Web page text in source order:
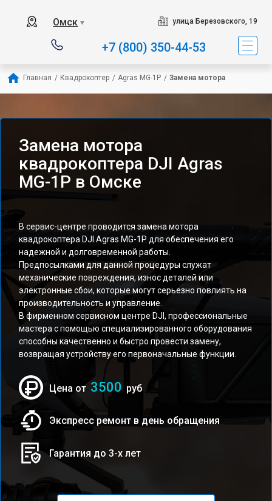
Омск ▼ улица Березовского, 19
+7 (800) 350-44-53
Главная / Квадрокоптер / Agras MG-1P / Замена мотора
Замена мотора
квадрокоптера DJI Agras
MG-1P в Омске
В сервис-центре проводится замена мотора
квадрокоптера DJI Agras MG-1P для обеспечения его
надежной и долговременной работы.
Предпосылками для данной процедуры служат
механические повреждения, износ деталей или
электронные сбои, которые могут серьезно повлиять на
производительность и управление.
В фирменном сервисном центре DJI, профессиональные
мастера с помощью специализированного оборудования
способны качественно и быстро провести замену,
возвращая устройству его первоначальные функции.
Цена от 3500 руб
Экспресс ремонт в день обращения
Гарантия до 3-х лет